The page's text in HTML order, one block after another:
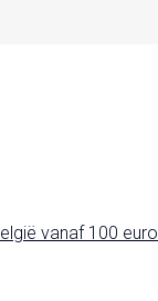
vanaf 100 euro